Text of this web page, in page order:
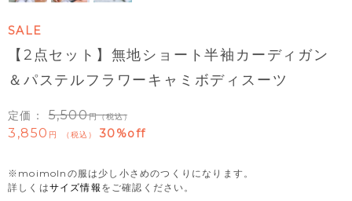
SALE
【2点セット】無地ショート半袖カーディガン
＆パステルフラワーキャミボディスーツ
定価： 5,500 （税込）
3,850 税込 30%off
※moimolnの服は少し小さめのつくりになります。
詳しくはサイズ情報 をご確認ください。